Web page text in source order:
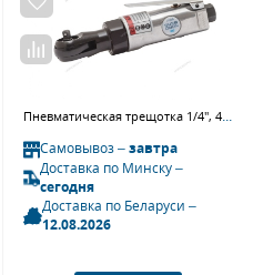
Пневматическая трещотка 1/4", 41 Нм NORDBERG ECO NP0141
Самовывоз –завтра
Доставка по Минску –
сегодня
Доставка по Беларуси –
12.08.2026